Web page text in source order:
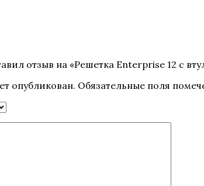
отзыв на «Решетка Enterprise 12 с
опубликован. Обязательные поля